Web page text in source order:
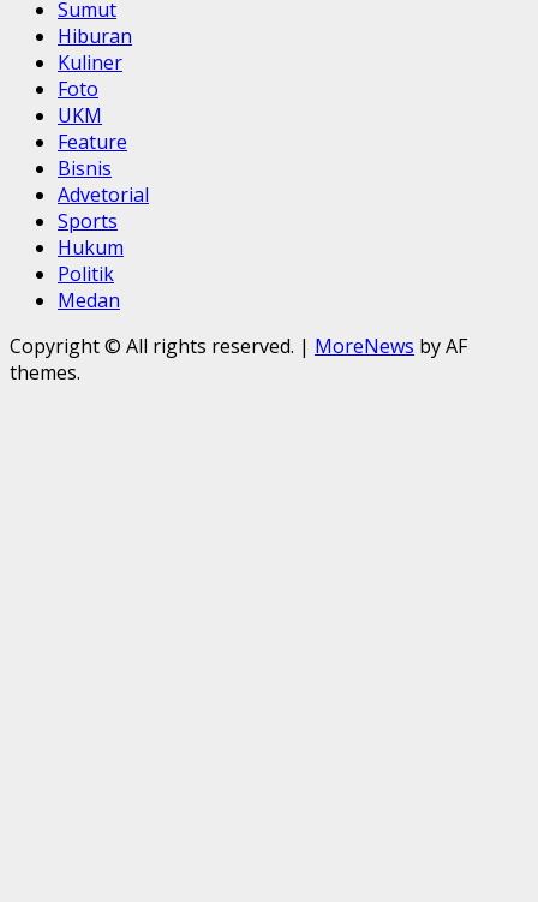
Sumut
Hiburan
Kuliner
Foto
UKM
Feature
Bisnis
Advetorial
Sports
Hukum
Politik
Medan
Copyright © All rights reserved. | MoreNews by AF
themes.